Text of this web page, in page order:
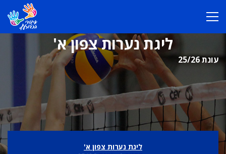
ליגת נערות צפון א'
עונת 25/26
ליגת נערות צפון א'